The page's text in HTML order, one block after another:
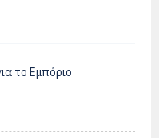
το Εμπόριο